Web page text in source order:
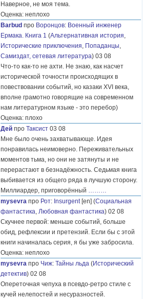
Наверное, не моя тема.
Оценка: неплохо
Barbud про Воронцов: Военный инженер
Ермака. Книга 1 (Альтернативная история,
Исторические приключения, Попаданцы,
Самиздат, сетевая литература) 03 08
Что-то как-то не ахти. Не знаю, как насчет
исторической точности происходящих в
повествовании событий, но казаки XVI века,
вполне грамотно говорящие на современном
нам литературном языке - это перебор)
Оценка: плохо
Дей про Таксист 03 08
Мне было очень захватывающе. Идея
понравилась неимоверно. Переживательных
моментов тьма, но они не затянуты и не
перерастают в безнадёжность. Седьмая книга
выбивается из общего ряда в лучшую сторону.
Миллиардер, приговорённый ………
mysevra про Рот: Insurgent[en] (Социальная
фантастика, Любовная фантастика) 02 08
Скучнее первой: меньше событий, больше
обид, рефлексии и претензий. Если бы с этой
книги начиналась серия, я бы уже забросила.
Оценка: неплохо
mysevra про Чиж: Тайны льда (Исторический
детектив) 02 08
Опереточная чепуха в псевдо-ретро стиле с
кучей нелепостей и несуразностей.